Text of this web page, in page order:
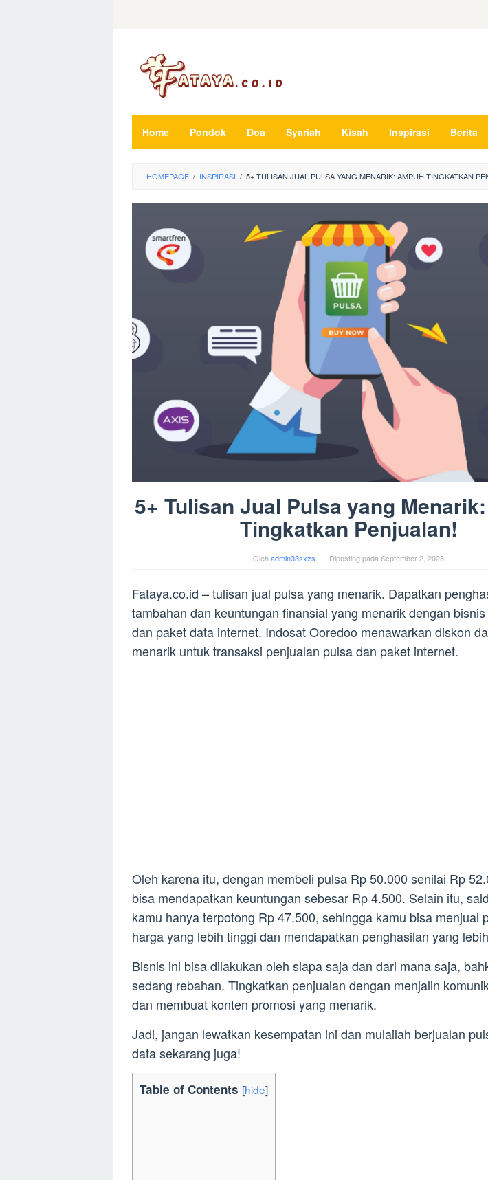
Home Pondok Doa Syariah Kisah Inspirasi Berita
HOMEPAGE / INSPIRASI / 5+ TULISAN JUAL PULSA YANG MENARIK: AMPUH TINGKATKAN
5+ Tulisan Jual Pulsa yang
Tingkatkan Penjualan!
Olehadmin33sxzs Diposting pada September 2, 2023
Fataya.co.id – tulisan jual pulsa yang menarik. Dapatkan
tambahan dan keuntungan finansial yang menarik dengan
dan paket data internet. Indosat Ooredoo menawarkan diskon
menarik untuk transaksi penjualan pulsa dan paket internet.
Oleh karena itu, dengan membeli pulsa Rp 50.000 senilai Rp
bisa mendapatkan keuntungan sebesar Rp 4.500. Selain itu,
kamu hanya terpotong Rp 47.500, sehingga kamu bisa menjual
harga yang lebih tinggi dan mendapatkan penghasilan yang
Bisnis ini bisa dilakukan oleh siapa saja dan dari mana saja,
sedang rebahan. Tingkatkan penjualan dengan menjalin
dan membuat konten promosi yang menarik.
Jadi, jangan lewatkan kesempatan ini dan mulailah berjualan
data sekarang juga!
Table of Contents [hide]